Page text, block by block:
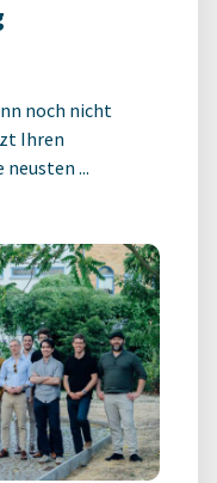
noch nicht
Ihren
...